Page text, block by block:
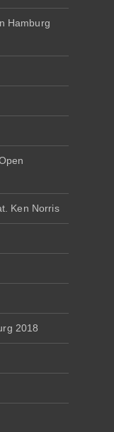
Hamburg
Ken Norris
2018